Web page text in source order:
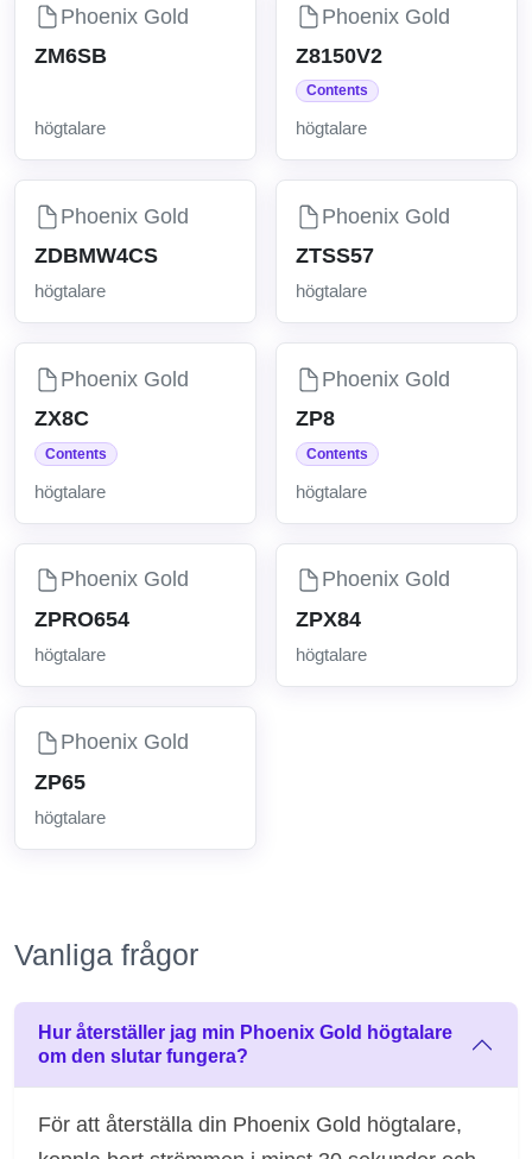
Phoenix Gold
ZM6SB
högtalare
Phoenix Gold
Z8150V2
Contents
högtalare
Phoenix Gold
ZDBMW4CS
högtalare
Phoenix Gold
ZTSS57
högtalare
Phoenix Gold
ZX8C
Contents
högtalare
Phoenix Gold
ZP8
Contents
högtalare
Phoenix Gold
ZPRO654
högtalare
Phoenix Gold
ZPX84
högtalare
Phoenix Gold
ZP65
högtalare
Vanliga frågor
Hur återställer jag min Phoenix Gold högtalare
om den slutar fungera?
För att återställa din Phoenix Gold högtalare,